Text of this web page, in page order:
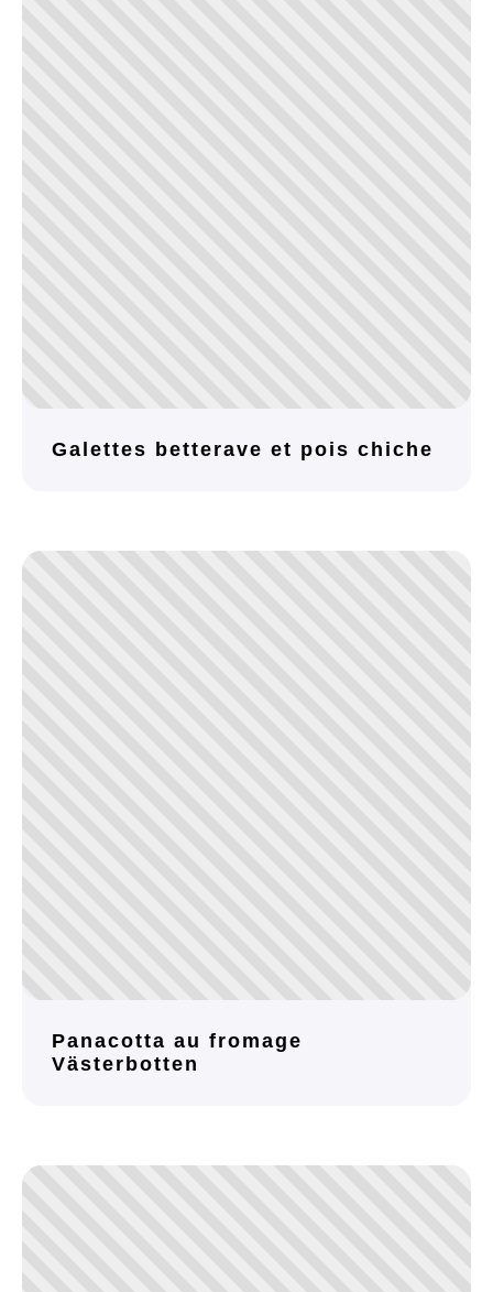
Galettes betterave et pois chiche
Panacotta au fromage
Västerbotten